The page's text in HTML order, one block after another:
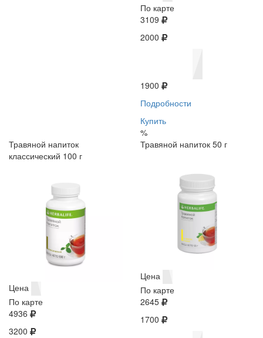
По карте
3109
2000
1900
Подробности
Купить
%
Травяной напиток
классический 100 г
Цена
По карте
4936
3200
Травяной напиток 50 г
Цена
По карте
2645
1700